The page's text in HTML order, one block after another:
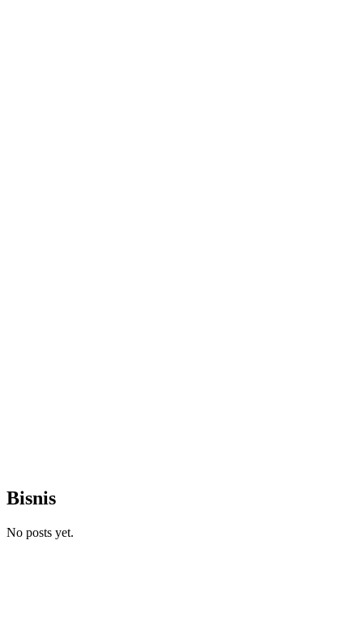
Bisnis
No posts yet.